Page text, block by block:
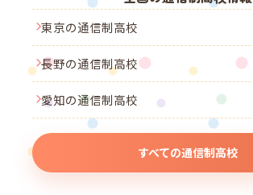
東京の通信制高校
長野の通信制高校
愛知の通信制高校
すべての通信制高校